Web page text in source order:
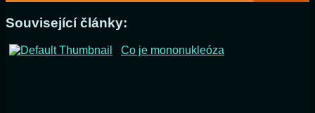
Související články:
Co je mononukleóza